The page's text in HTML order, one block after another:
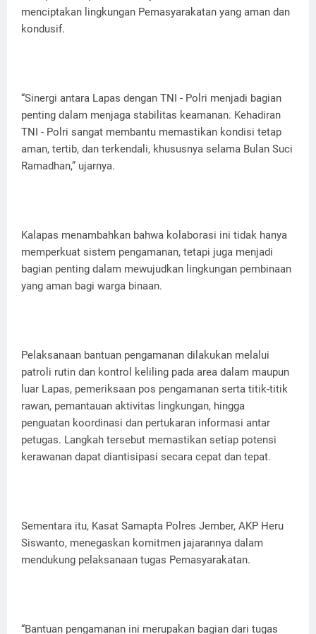
menciptakan lingkungan Pemasyarakatan yang aman dan
kondusif.
“Sinergi antara Lapas dengan TNI - Polri menjadi bagian
penting dalam menjaga stabilitas keamanan. Kehadiran
TNI - Polri sangat membantu memastikan kondisi tetap
aman, tertib, dan terkendali, khususnya selama Bulan Suci
Ramadhan,” ujarnya.
Kalapas menambahkan bahwa kolaborasi ini tidak hanya
memperkuat sistem pengamanan, tetapi juga menjadi
bagian penting dalam mewujudkan lingkungan pembinaan
yang aman bagi warga binaan.
Pelaksanaan bantuan pengamanan dilakukan melalui
patroli rutin dan kontrol keliling pada area dalam maupun
luar Lapas, pemeriksaan pos pengamanan serta titik-titik
rawan, pemantauan aktivitas lingkungan, hingga
penguatan koordinasi dan pertukaran informasi antar
petugas. Langkah tersebut memastikan setiap potensi
kerawanan dapat diantisipasi secara cepat dan tepat.
Sementara itu, Kasat Samapta Polres Jember, AKP Heru
Siswanto, menegaskan komitmen jajarannya dalam
mendukung pelaksanaan tugas Pemasyarakatan.
“Bantuan pengamanan ini merupakan bagian dari tugas